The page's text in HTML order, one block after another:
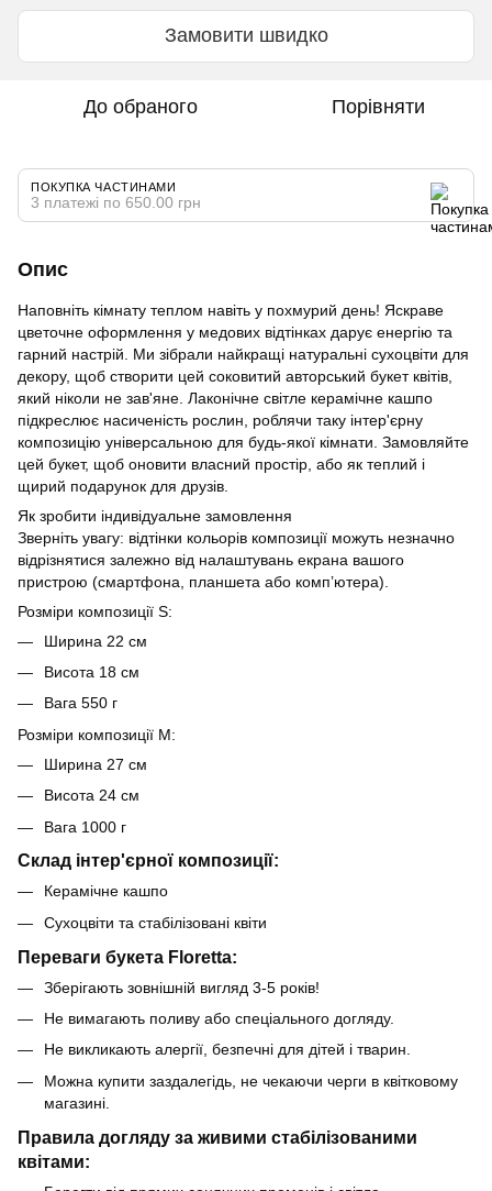
Замовити швидко
До обраного Порівняти
ПОКУПКА ЧАСТИНАМИ
3 платежі по 650.00 грн
Опис
Наповніть кімнату теплом навіть у похмурий день! Яскраве
цветочне оформлення у медових відтінках дарує енергію та
гарний настрій. Ми зібрали найкращі натуральні сухоцвіти для
декору, щоб створити цей соковитий авторський букет квітів,
який ніколи не зав'яне. Лаконічне світле керамічне кашпо
підкреслює насиченість рослин, роблячи таку інтер'єрну
композицію універсальною для будь-якої кімнати. Замовляйте
цей букет, щоб оновити власний простір, або як теплий і
щирий подарунок для друзів.
Як зробити індивідуальне замовлення
Зверніть увагу: відтінки кольорів композиції можуть незначно
відрізнятися залежно від налаштувань екрана вашого
пристрою (смартфона, планшета або комп’ютера).
Розміри композиції S:
Ширина 22 см
Висота 18 см
Вага 550 г
Розміри композиції М:
Ширина 27 см
Висота 24 см
Вага 1000 г
Склад інтер'єрної композиції:
Керамічне кашпо
Сухоцвіти та стабілізовані квіти
Переваги букета Floretta:
Зберігають зовнішній вигляд 3-5 років!
Не вимагають поливу або спеціального догляду.
Не викликають алергії, безпечні для дітей і тварин.
Можна купити заздалегідь, не чекаючи черги в квітковому
магазині.
Правила догляду за живими стабілізованими
квітами: